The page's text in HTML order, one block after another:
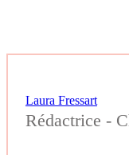
Laura Fressart
Rédactrice -